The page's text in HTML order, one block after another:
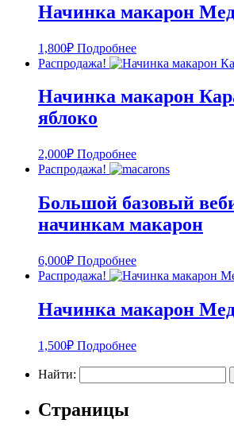
Начинка макарон
1,800₽ Подробнее
Распродажа!
Начинка макарон
яблоко
2,000₽ Подробнее
Распродажа!
Большой базовый
начинкам макарон
6,000₽ Подробнее
Распродажа!
Начинка макарон
1,500₽ Подробнее
Найти:
Страницы